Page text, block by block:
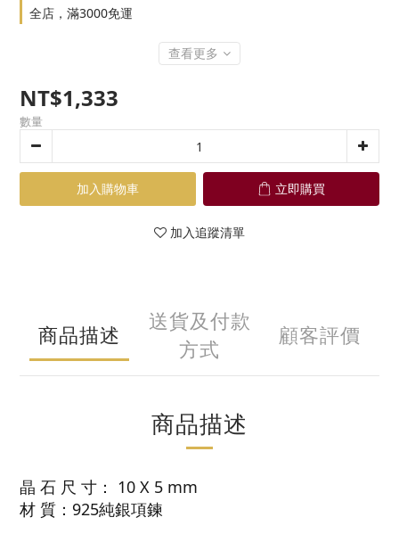
全店，滿3000免運
查看更多
NT$1,333
數量
加入購物車 立即購買
加入追蹤清單
商品描述
送貨及付款
方式
顧客評價
商品描述
晶 石 尺 寸： 10 X 5 mm
材 質：925純銀項鍊